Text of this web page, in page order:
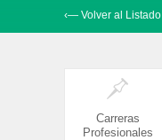
‹— Volver al Listado
Carreras
Profesionales